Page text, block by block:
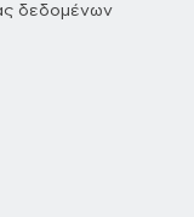
δεδομένων